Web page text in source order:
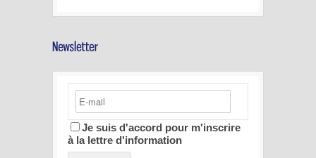
Je suis d'accord pour m'inscrire
à la lettre d'information